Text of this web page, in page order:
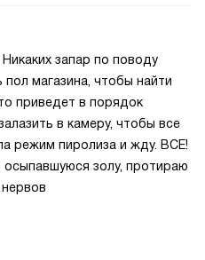
запар по поводу
пол магазина, чтобы найти
приведет в порядок
в камеру, чтобы все
режим пиролиза и жду. ВСЕ!
золу, протираю